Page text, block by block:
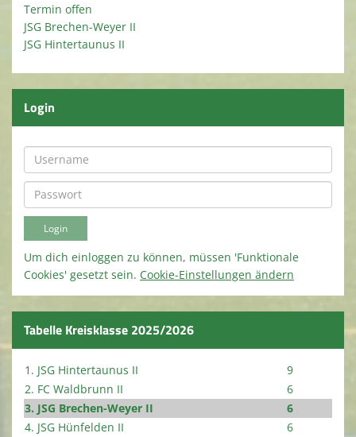
Termin offen
JSG Brechen-Weyer II
JSG Hintertaunus II
Login
Um dich einloggen zu können, müssen 'Funktionale
Cookies' gesetzt sein. Cookie-Einstellungen ändern
Tabelle Kreisklasse 2025/2026
1. JSG Hintertaunus II
9
2. FC Waldbrunn II
6
3. JSG Brechen-Weyer II
6
4. JSG Hünfelden II
6